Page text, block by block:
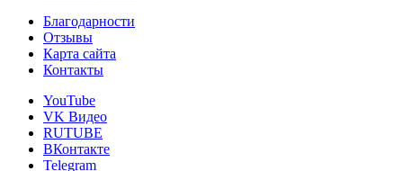
Благодарности
Отзывы
Карта сайта
Контакты
YouTube
VK Видео
RUTUBE
ВКонтакте
Telegram